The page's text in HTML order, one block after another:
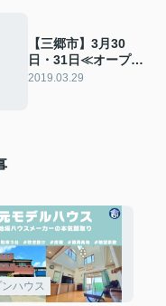
【三郷市】3月30
日・31日≪オープン
ハウスはこちら≫
2019.03.29
ハウス